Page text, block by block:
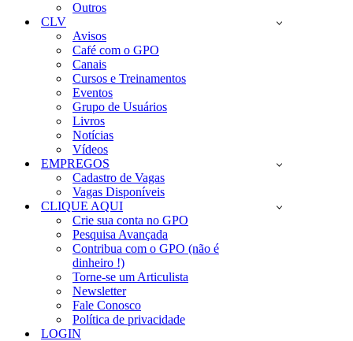
Outros
CLV
Avisos
Café com o GPO
Canais
Cursos e Treinamentos
Eventos
Grupo de Usuários
Livros
Notícias
Vídeos
EMPREGOS
Cadastro de Vagas
Vagas Disponíveis
CLIQUE AQUI
Crie sua conta no GPO
Pesquisa Avançada
Contribua com o GPO (não é
dinheiro !)
Torne-se um Articulista
Newsletter
Fale Conosco
Política de privacidade
LOGIN